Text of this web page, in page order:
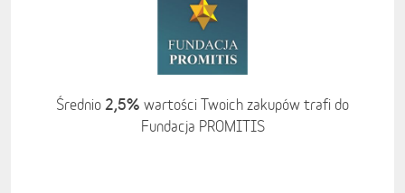
Średnio 2,5% wartości Twoich zakupów trafi do
Fundacja PROMITIS